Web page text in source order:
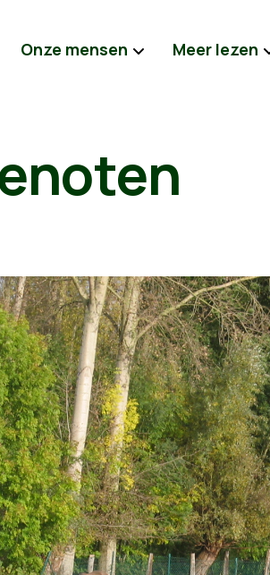
Onze mensen Meer lezen